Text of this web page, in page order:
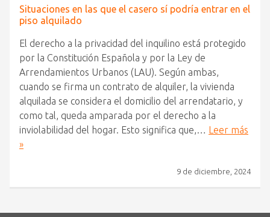
Situaciones en las que el casero sí podría entrar en el
piso alquilado
El derecho a la privacidad del inquilino está protegido
por la Constitución Española y por la Ley de
Arrendamientos Urbanos (LAU). Según ambas,
cuando se firma un contrato de alquiler, la vivienda
alquilada se considera el domicilio del arrendatario, y
como tal, queda amparada por el derecho a la
inviolabilidad del hogar. Esto significa que,… Leer más
»
9 de diciembre, 2024